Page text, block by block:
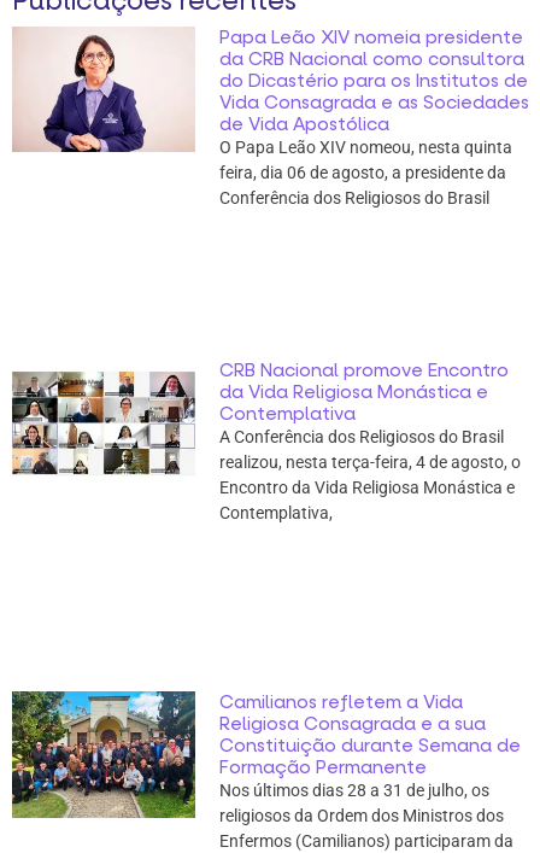
Papa Leão XIV nomeia presidente
da CRB Nacional como consultora
do Dicastério para os Institutos de
Vida Consagrada e as Sociedades
de Vida Apostólica
O Papa Leão XIV nomeou, nesta quinta
feira, dia 06 de agosto, a presidente da
Conferência dos Religiosos do Brasil
CRB Nacional promove Encontro
da Vida Religiosa Monástica e
Contemplativa
A Conferência dos Religiosos do Brasil
realizou, nesta terça-feira, 4 de agosto, o
Encontro da Vida Religiosa Monástica e
Contemplativa,
Camilianos refletem a Vida
Religiosa Consagrada e a sua
Constituição durante Semana de
Formação Permanente
Nos últimos dias 28 a 31 de julho, os
religiosos da Ordem dos Ministros dos
Enfermos (Camilianos) participaram da